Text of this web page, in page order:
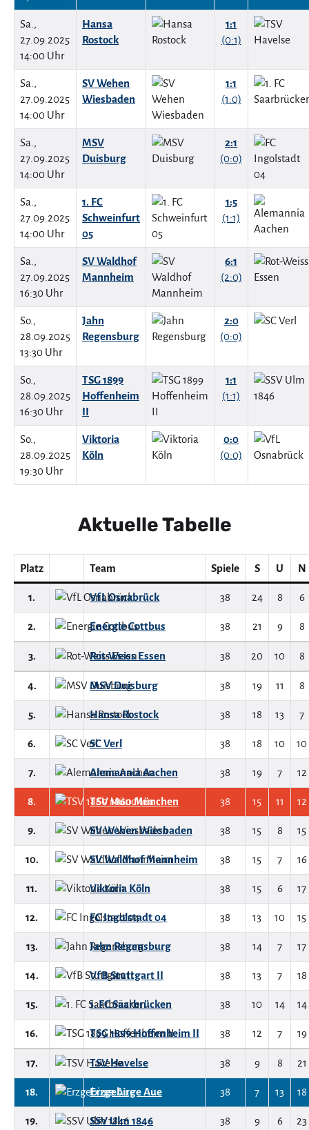
Sa.,
27.09.2025
14:00 Uhr
Hansa
Rostock
1:1
(0:1)
Sa.,
27.09.2025
14:00 Uhr
SV Wehen
Wiesbaden
1:1
(1:0)
Sa.,
27.09.2025
14:00 Uhr
MSV
Duisburg
2:1
(0:0)
Sa.,
27.09.2025
14:00 Uhr
1. FC
Schweinfurt
05
1:5
(1:1)
Sa.,
27.09.2025
16:30 Uhr
SV Waldhof
Mannheim
6:1
(2:0)
So.,
28.09.2025
13:30 Uhr
Jahn
Regensburg
2:0
(0:0)
So.,
28.09.2025
16:30 Uhr
TSG 1899
Hoffenheim
II
1:1
(1:1)
So.,
28.09.2025
19:30 Uhr
Viktoria
Köln
0:0
(0:0)
Aktuelle Tabelle
Platz Team Spiele S U N
1. VfL Osnabrück 38 24 8 6
2. Energie Cottbus 38 21 9 8
3. Rot-Weiss Essen 38 20 10 8
4. MSV Duisburg 38 19 11 8
5. Hansa Rostock 38 18 13 7
6. SC Verl 38 18 10 10
7. Alemannia Aachen 38 19 7 12
8. TSV 1860 München 38 15 11 12
9. SV Wehen Wiesbaden 38 15 8 15
10. SV Waldhof Mannheim 38 15 7 16
11. Viktoria Köln 38 15 6 17
12. FC Ingolstadt 04 38 13 10 15
13. Jahn Regensburg 38 14 7 17
14. VfB Stuttgart II 38 13 7 18
15. 1. FC Saarbrücken 38 10 14 14
16. TSG 1899 Hoffenheim II 38 12 7 19
17. TSV Havelse 38 9 8 21
18. Erzgebirge Aue 38 7 13 18
19. SSV Ulm 1846 38 9 6 23